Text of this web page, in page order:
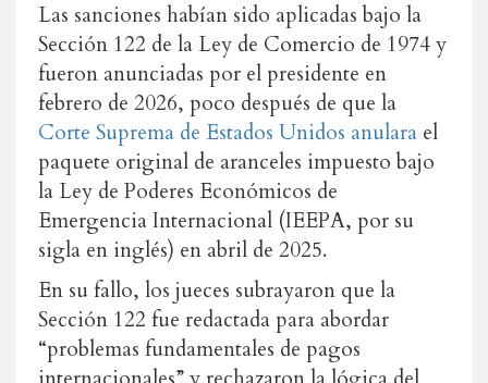
Las sanciones habían sido aplicadas bajo la
Sección 122 de la Ley de Comercio de 1974 y
fueron anunciadas por el presidente en
febrero de 2026, poco después de que la
Corte Suprema de Estados Unidos anulara el
paquete original de aranceles impuesto bajo
la Ley de Poderes Económicos de
Emergencia Internacional (IEEPA, por su
sigla en inglés) en abril de 2025.
En su fallo, los jueces subrayaron que la
Sección 122 fue redactada para abordar
“problemas fundamentales de pagos